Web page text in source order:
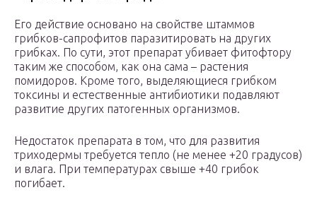
Его действие основано на свойстве штаммов
грибков-сапрофитов паразитировать на других
грибках. По сути, этот препарат убивает фитофтору
таким же способом, как она сама – растения
помидоров. Кроме того, выделяющиеся грибком
токсины и естественные антибиотики подавляют
развитие других патогенных организмов.
Недостаток препарата в том, что для развития
триходермы требуется тепло (не менее +20 градусов)
и влага. При температурах свыше +40 грибок
погибает.